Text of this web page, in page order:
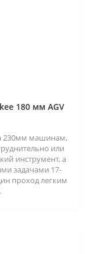
180 мм AGV
230мм машинам,
или
инструмент, а
задачами 17-
проход легким